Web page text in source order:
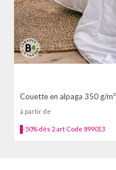
Couette en alpaga 350 g/m²
à partir de
-50% dès 2 art Code 899013